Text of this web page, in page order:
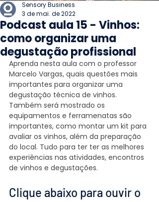
Podcast aula 15 - Vinhos:
como organizar uma
degustação profissional
Sensory Business
3 de mai. de 2022
​Aprenda nesta aula com o professor
Marcelo Vargas, quais questões mais
importantes para organizar uma
degustação técnica de vinhos.
Também será mostrado os
equipamentos e ferramenatas são
importantes, como montar um kit para
avaliar os vinhos, além da preparação
do local. Tudo para ter ter as melhores
experiências nas atividades, encontros
de vinhos e degustações. ​
Clique abaixo para ouvir o